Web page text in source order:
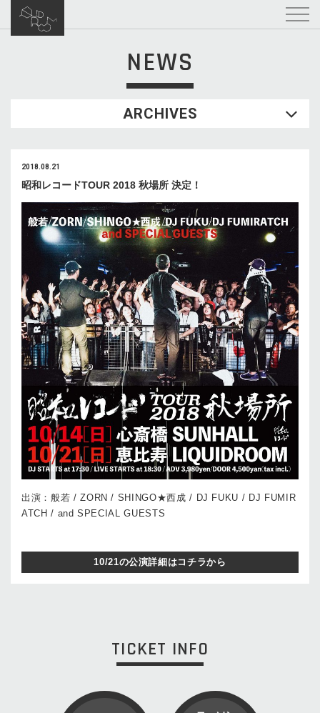
NEWS
ARCHIVES
2018.08.21
昭和レコードTOUR 2018 秋場所 決定！
出演：般若 / ZORN / SHINGO★西成 / DJ FUKU / DJ FUMIR
ATCH / and SPECIAL GUESTS
10/21の公演詳細はコチラから
TICKET INFO